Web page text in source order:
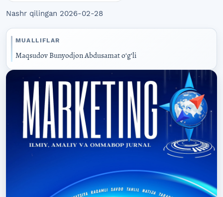
Nashr qilingan 2026-02-28
MUALLIFLAR
Maqsudov Bunyodjon Abdusamat oʻgʻli